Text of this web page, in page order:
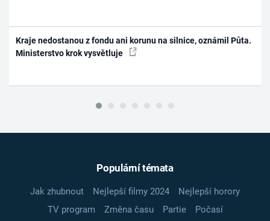
Kraje nedostanou z fondu ani korunu na silnice, oznámil Půta.
Ministerstvo krok vysvětluje
Populární témata
Jak zhubnout Nejlepší filmy 2024
Nejlepší horory
TV program
Změna času Partie
Počasí